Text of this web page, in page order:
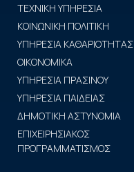
ΤΕΧΝΙΚΗ ΥΠΗΡΕΣΙΑ
ΚΟΙΝΩΝΙΚΗ ΠΟΛΙΤΙΚΗ
ΥΠΗΡΕΣΙΑ ΚΑΘΑΡΙΟΤΗΤΑΣ
ΟΙΚΟΝΟΜΙΚΑ
ΥΠΗΡΕΣΙΑ ΠΡΑΣΙΝΟΥ
ΥΠΗΡΕΣΙΑ ΠΑΙΔΕΙΑΣ
ΔΗΜΟΤΙΚΗ ΑΣΤΥΝΟΜΙΑ
ΕΠΙΧΕΙΡΗΣΙΑΚΟΣ
ΠΡΟΓΡΑΜΜΑΤΙΣΜΟΣ